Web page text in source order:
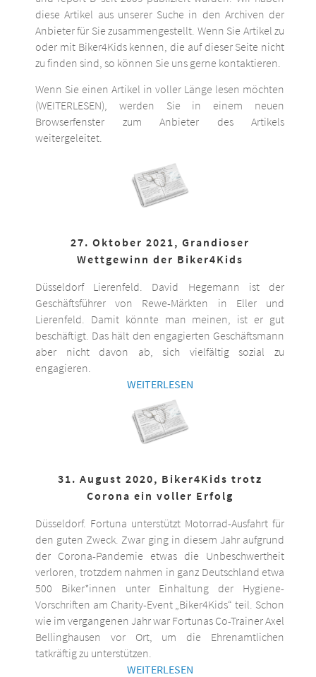
diese Artikel aus unserer Suche in den Archiven der
Anbieter für Sie zusammengestellt. Wenn Sie Artikel zu
oder mit Biker4Kids kennen, die auf dieser Seite nicht
zu finden sind, so können Sie uns gerne kontaktieren.
Wenn Sie einen Artikel in voller Länge lesen möchten
(WEITERLESEN), werden Sie in einem neuen
Browserfenster zum Anbieter des Artikels
weitergeleitet.
27. Oktober 2021, Grandioser
Wettgewinn der Biker4Kids
Düsseldorf Lierenfeld. David Hegemann ist der
Geschäftsführer von Rewe-Märkten in Eller und
Lierenfeld. Damit könnte man meinen, ist er gut
beschäftigt. Das hält den engagierten Geschäftsmann
aber nicht davon ab, sich vielfältig sozial zu
engagieren.
WEITERLESEN
31. August 2020, Biker4Kids trotz
Corona ein voller Erfolg
Düsseldorf. Fortuna unterstützt Motorrad-Ausfahrt für
den guten Zweck. Zwar ging in diesem Jahr aufgrund
der Corona-Pandemie etwas die Unbeschwertheit
verloren, trotzdem nahmen in ganz Deutschland etwa
500 Biker*innen unter Einhaltung der Hygiene-
Vorschriften am Charity-Event „Biker4Kids“ teil. Schon
wie im vergangenen Jahr war Fortunas Co-Trainer Axel
Bellinghausen vor Ort, um die Ehrenamtlichen
tatkräftig zu unterstützen.
WEITERLESEN